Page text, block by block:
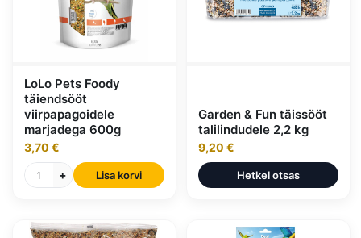
LoLo Pets Foody
täiendsööt
viirpapagoidele
marjadega 600g
3,70 €
+
Lisa korvi
Garden & Fun täissööt
talilindudele 2,2 kg
9,20 €
Hetkel otsas